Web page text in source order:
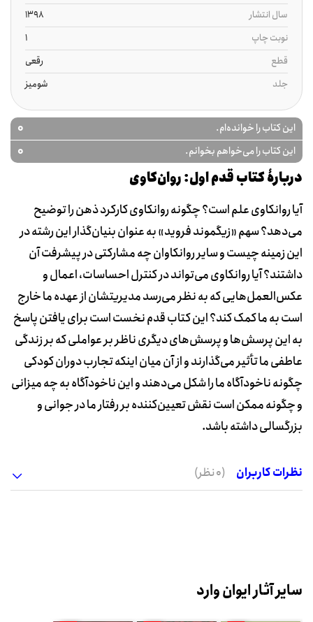
سال انتشار
1398
نوبت چاپ
1
قطع
رقعی
جلد
شومیز
این کتاب را خوانده‌ام. 0
این کتاب را می‌خواهم بخوانم. 0
دربارۀ کتاب قدم اول: روان‌کاوی
آیا روانکاوی علم است؟ چگونه روانکاوی کارکرد ذهن را توضیح
می‌دهد؟ سهم «زیگموند فروید» به عنوان بنیان‌گذار این رشته در
این زمینه چیست و سایر روانکاوان چه مشارکتی در پیشرفت آن
داشتند؟ آیا روانکاوی می‌تواند در کنترل احساسات، اعمال و
عکس‌العمل‌هایی که به نظر می‌رسد مدیریتشان از عهده ما خارج
است به ما کمک کند؟ این کتاب قدم نخست است برای یافتن پاسخ
به این پرسش‌ها و پرسش‌های دیگری ناظر بر عواملی که بر زندگی
عاطفی ما تأثیر می‌گذارند و از آن میان اینکه تجارب دوران کودکی
چگونه ناخودآگاه ما را شکل می‌دهند و این ناخودآگاه به چه میزانی
و چگونه ممکن است نقش تعیین‌کننده بر رفتار ما در جوانی و
بزرگسالی داشته باشد.
نظرات کاربران (0 نظر)
سایر آثار ایوان وارد